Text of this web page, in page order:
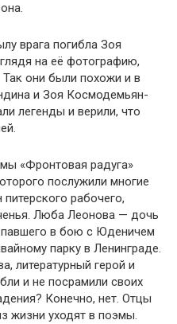
врага погибла Зоя
на её фотографию,
они были похожи и в
и Зоя Космодемьян­
легенды и верили, что
«Фронтовая радуга»
послужили многие
рабочего,
Люба Леонова — дочь
павшего в бою с Юденичем
парку в Ленин­граде.
литературный герой и
и не посрамили своих
Конечно, нет. Отцы
жизни уходят в поэмы.